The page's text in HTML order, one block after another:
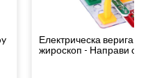
Електрическа верига с
жироскоп - Направи си